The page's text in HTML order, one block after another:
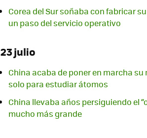
Corea del Sur soñaba con fabricar
un paso del servicio operativo
23 julio
China acaba de poner en marcha
solo para estudiar átomos
China llevaba años persiguiendo el
mucho más grande